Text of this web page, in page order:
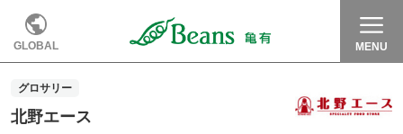
GLOBAL MENU
グロサリー
北野エース